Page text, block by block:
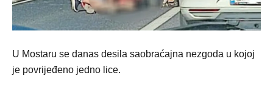
U Mostaru se danas desila saobraćajna nezgoda u kojoj
je povrijeđeno jedno lice.